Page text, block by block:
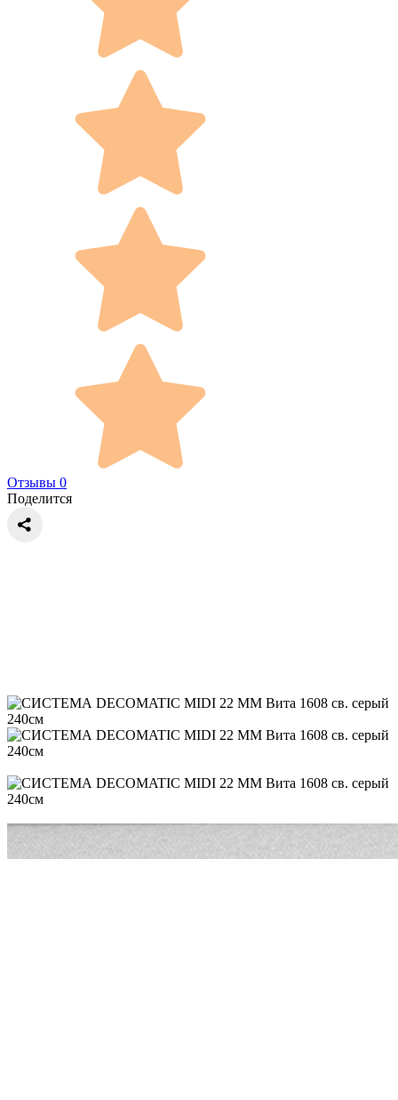
Отзывы 0
Поделится